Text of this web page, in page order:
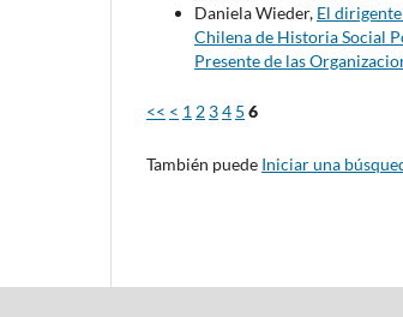
Daniela Wieder, El
Chilena de Historia Social
Presente de las
<< < 1 2 34 5 6
También puede Iniciar una